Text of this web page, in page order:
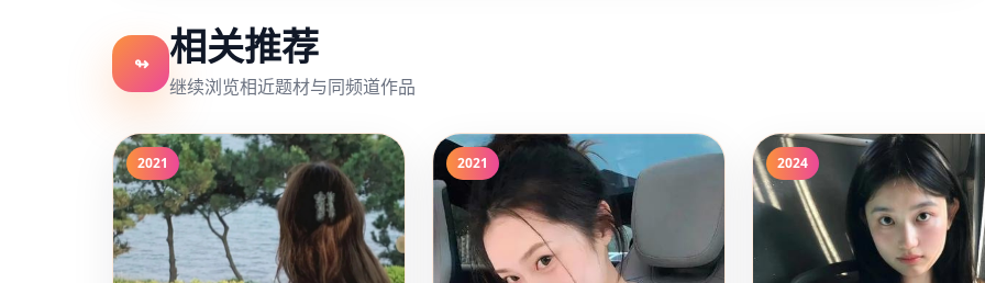
↬ 相关推荐
继续浏览相近题材与同频道作品
2021 2021 2024